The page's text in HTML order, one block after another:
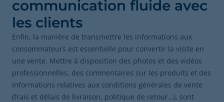
communication fluide avec
les clients
Enfin, la manière de transmettre les informations aux
consommateurs est essentielle pour convertir la visite en
une vente. Mettre à disposition des photos et des vidéos
professionnelles, des commentaires sur les produits et des
informations relatives aux conditions générales de vente
(frais et délais de livraison, politique de retour…), sont